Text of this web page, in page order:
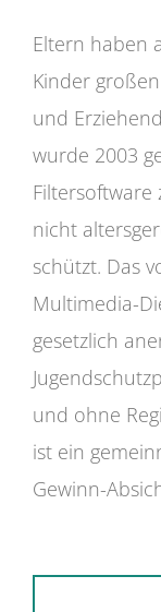
Eltern haben
Kinder
und
wurde 2003
Filtersoftware
nicht
schützt. Das
Multimedia-
gesetzlich
und ohne
ist ein
Gewinn-